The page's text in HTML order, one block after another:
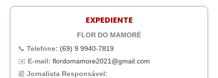
EXPEDIENTE
FLOR DO MAMORÉ
📞 Telefone: (69) 9 9940-7819
✉️ E-mail: flordomamore2021@gmail.com
📰 Jornalista Responsável: